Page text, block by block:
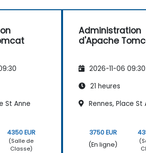
St Anne
4350 EUR
(Salle de
Classe)
Administration
d'Apache
2026-11-06 09:30
21 heures
Rennes, Place St
3750 EUR
(En ligne)